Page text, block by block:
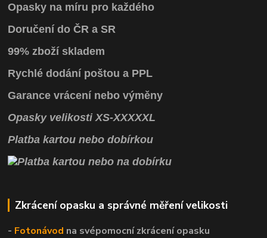
Opasky na míru pro každého
Doručení do ČR a SR
99% zboží skladem
Rychlé dodání poštou a PPL
Garance vrácenínebo výměny
OpaskyvelikostiXS-XXXXXL
Platba kartou nebo dobírkou
Zkrácení opasku a správné měření velikosti
- Fotonávod na svépomocnízkrácení opasku